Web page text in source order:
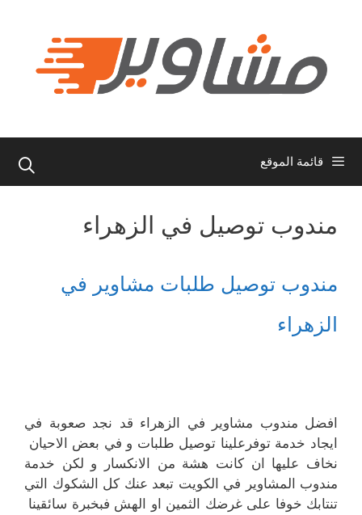
قائمة الموقع
مندوب توصيل في الزهراء
مندوب توصيل طلبات مشاوير في
الزهراء
افضل مندوب مشاوير في الزهراء قد نجد صعوبة في
ايجاد خدمة توفرعلينا توصيل طلبات و في بعض الاحيان
نخاف عليها ان كانت هشة من الانكسار و لكن خدمة
مندوب المشاوير في الكويت تبعد عنك كل الشكوك التي
تنتابك خوفا على غرضك الثمين او الهش فبخبرة سائقينا